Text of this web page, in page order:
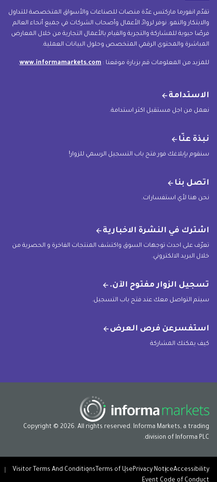
تقدّم انفورما ماركتس عدّة منصات للصناعات والأسواق المتخصصة للتداول
والابتكار والنمو. نوفر لروادّ الأعمال وأصحاب الشركات في جميع أنحاء العالم
فرصًا حيوية للمشاركة والتجربة والقيام بالأعمال التجارية من خلال المعارض
المباشرة والمحتوى الرقمي المتخصص وحلول البيانات العملية.
للمزيد من المعلومات قم بزيارة موقعنا : www.informamarkets.com
.
الاستدامة
نعمل من اجل مستقبل اكثر استدامة.
نبذة عنّا
سنقوم بإبلاغك فور فتح باب التسجيل الرسمي للزوار!
اتصل بنا
نحن هنا لأي استفسارات.
اشترك في النشرة الاخبارية
تعرّف على احدث توجهات السوق واكتشف المنتجات الفاخرة و الحصرية من
خلال البريد الالكتروني.
تسجيل الزوار مفتوح الآن.
سيتم التواصل معك عند فتح باب التسجيل.
استفسرعن فرص العرض
كيف يمكنك المشاركة
Copyright © 2026. All rights reserved. Informa Markets, a trading
division of Informa PLC.
Accessibility
Privacy Notice
Terms of Use
Visitor Terms And Conditions
Event Code of Conduct